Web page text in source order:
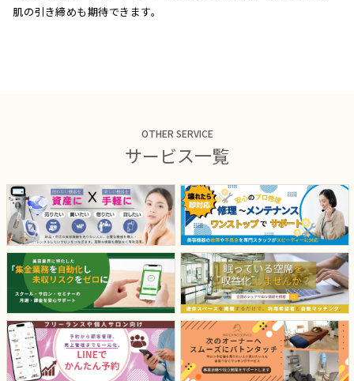
肌の引き締めも期待できます。
OTHER SERVICE
サービス一覧